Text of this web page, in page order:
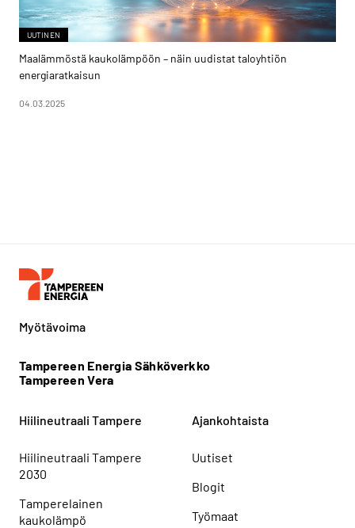
UUTINEN
Maalämmöstä kaukolämpöön – näin uudistat taloyhtiön
energiaratkaisun
04.03.2025
Myötävoima
Tampereen Energia Sähköverkko
Tampereen Vera
Hiilineutraali Tampere
Hiilineutraali Tampere
2030
Tamperelainen
kaukolämpö
Ajankohtaista
Uutiset
Blogit
Työmaat